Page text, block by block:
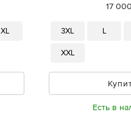
XL
17
3XL L
XXL
Есть в